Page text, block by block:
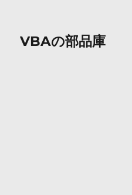
VBAの部品庫